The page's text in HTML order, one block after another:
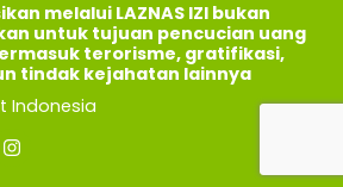
melalui LAZNAS IZI bukan
untuk tujuan pencucian uang
terorisme, gratifikasi,
tindak kejahatan lainnya
Indonesia